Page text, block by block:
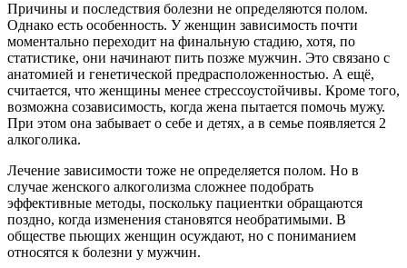
Причины и последствия болезни не определяются полом.
Однако есть особенность. У женщин зависимость почти
моментально переходит на финальную стадию, хотя, по
статистике, они начинают пить позже мужчин. Это связано с
анатомией и генетической предрасположенностью. А ещё,
считается, что женщины менее стрессоустойчивы. Кроме того,
возможна созависимость, когда жена пытается помочь мужу.
При этом она забывает о себе и детях, а в семье появляется 2
алкоголика.
Лечение зависимости тоже не определяется полом. Но в
случае женского алкоголизма сложнее подобрать
эффективные методы, поскольку пациентки обращаются
поздно, когда изменения становятся необратимыми. В
обществе пьющих женщин осуждают, но с пониманием
относятся к болезни у мужчин.